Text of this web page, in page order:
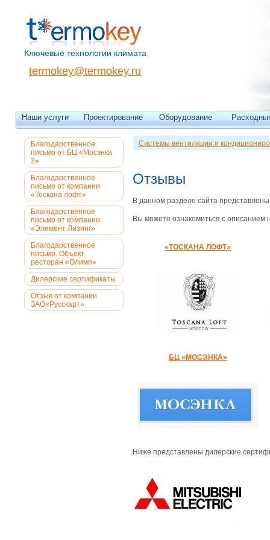
Ключевые технологии климата
termokey@termokey.ru
Наши услуги Проектирование Оборудование
Благодарственное
письмо от БЦ «Мосэнка
2»
Благодарственное
письмо от компании
«Тоскана лофт»
Благодарственное
письмо от компании
«Элемент Лизинг»
Благодарственное
письмо. Объект
ресторан «Олимп»
Дилерские сертификаты
Отзыв от компании
ЗАО«Русскарт»
Системы вентиляции и
Отзывы
В данном разделе сайта
Вы можете ознакомиться с описанием
«ТОСКАНА ЛОФТ»
БЦ « МОСЭНКА»
Ниже представлены дилерские